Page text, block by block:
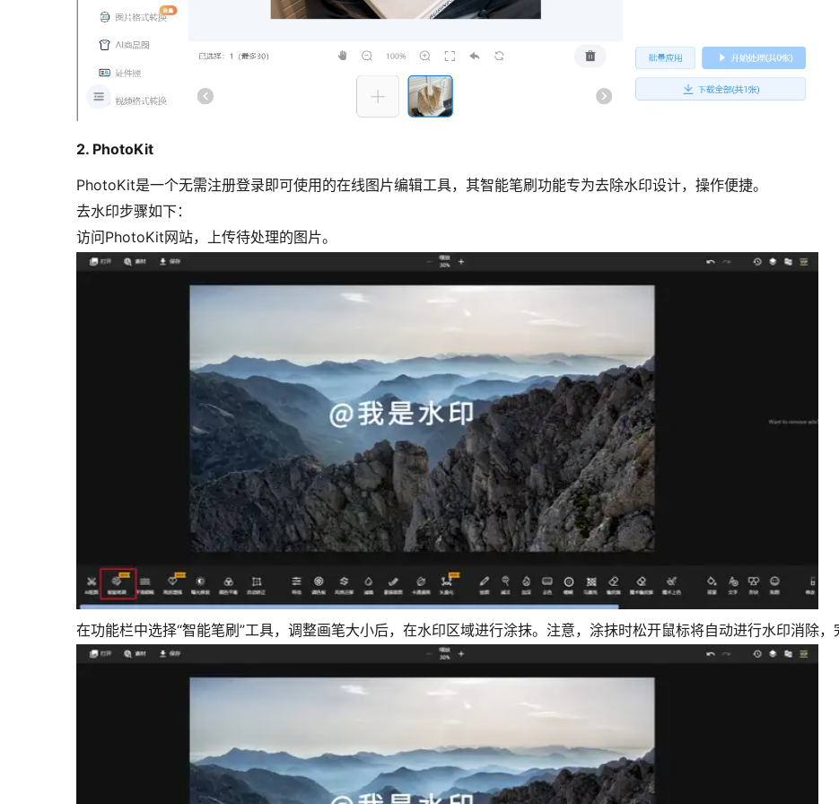
2. PhotoKit
PhotoKit是一个无需注册登录即可使用的在线图片编辑工具，其智能笔刷功能专为去除水印设计，操作便捷。
去水印步骤如下：
访问PhotoKit网站，上传待处理的图片。
在功能栏中选择“智能笔刷”工具，调整画笔大小后，在水印区域进行涂抹。注意，涂抹时松开鼠标将自动进行水印消除，